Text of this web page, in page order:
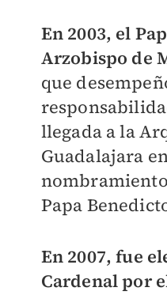
En 2003, el
Arzobispo de
que
llegada a la
Guadalajara
Papa
En 2007, fue
Cardenal por